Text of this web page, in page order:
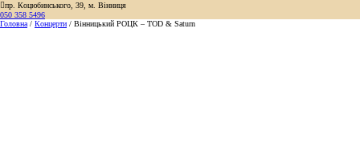
пр. Коцюбинського, 39, м. Вінниця
050 358 5496
Головна / Концерти / Вінницький РОЦК – TOD & Saturn